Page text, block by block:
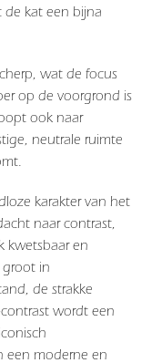
kat een bijna
wat de focus
op de voorgrond is
ook naar
neutrale ruimte
karakter van het
naar contrast,
kwetsbaar en
groot in
de strakke
wordt een
een moderne en